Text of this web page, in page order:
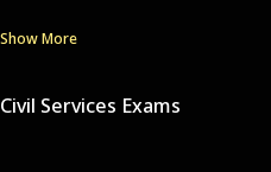
Show More
Civil Services Exams